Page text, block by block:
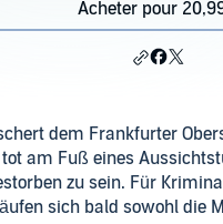
Acheter pour
dem Frankfurter
am Fuß eines
zu sein. Für
sich bald sowohl die